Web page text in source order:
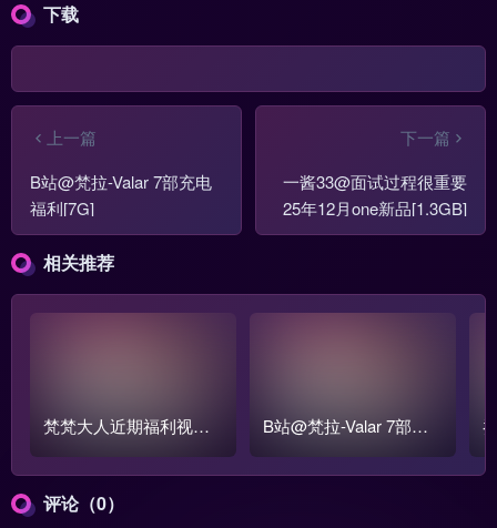
下载
上一篇
B站@梵拉-Valar 7部充电
福利[7G]
下一篇
一酱33@面试过程很重要
25年12月one新品[1.3GB]
相关推荐
梵梵大人近期福利视频2
4V+33Pic【5.1GB】
B站@梵拉-Valar 7部充
电福利[7G]
评论（0）